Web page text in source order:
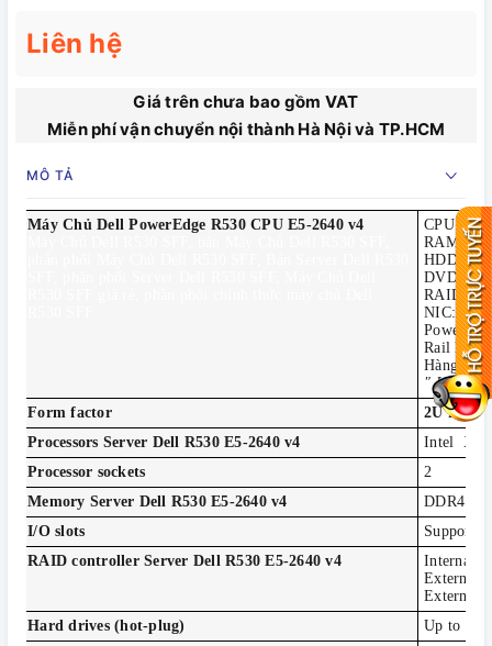
Liên hệ
Giá trên chưa bao gồm VAT
Miễn phí vận chuyển nội thành Hà Nội và TP.HCM
MÔ TẢ
Máy Chủ Dell PowerEdge R530 CPU E5-2640 v4
CPU: 1x
RAM:
HDD:
DVD:
RAID:
NIC:
Power
Rail kit:
Hàng
" Hãy
Form factor
2U rack
Processors Server Dell R530 E5-2640 v4
Intel
Processor sockets
2
Memory Server Dell R530 E5-2640 v4
DDR4
I/O slots
Support
RAID controller Server Dell R530 E5-2640 v4
Internal
External
External
Hard drives (hot-plug)
Up to 8 x